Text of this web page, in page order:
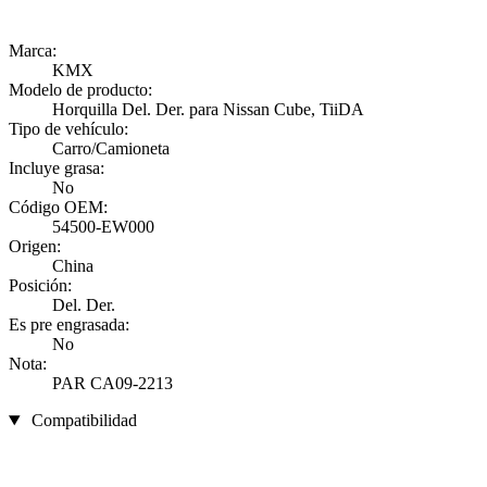
Marca:
KMX
Modelo de producto:
Horquilla Del. Der. para Nissan Cube, TiiDA
Tipo de vehículo:
Carro/Camioneta
Incluye grasa:
No
Código OEM:
54500-EW000
Origen:
China
Posición:
Del. Der.
Es pre engrasada:
No
Nota:
PAR CA09-2213
Compatibilidad